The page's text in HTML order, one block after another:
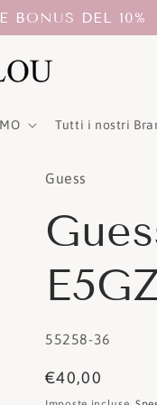
DEL 10%
Tutti i nostri
Guess
SKU:
55258-36
Prezzo
€40,00